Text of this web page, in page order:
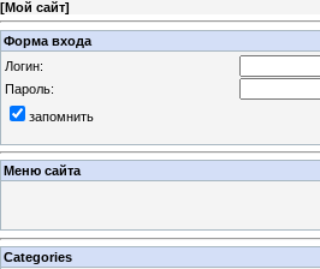
[Мой сайт]
Форма входа
Логин:
Пароль:
запомнить
Меню сайта
Categories